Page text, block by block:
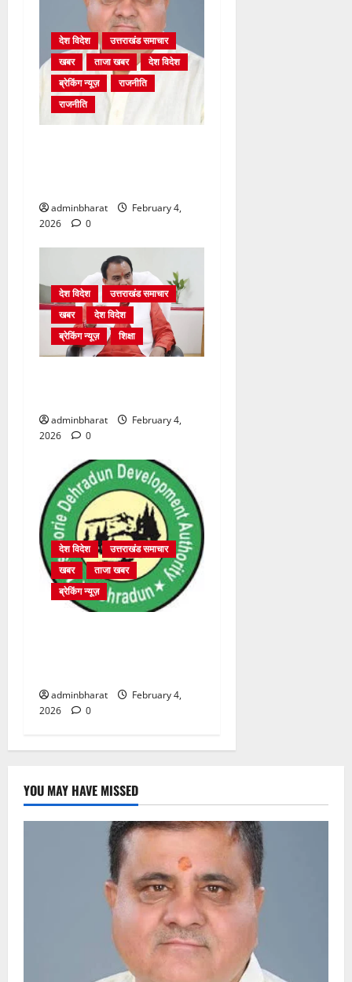
देश विदेश
उत्तराखंड समाचार
खबर
ताजा खबर
देश विदेश
ब्रेकिंग न्यूज़
राजनीति
राजनीति
adminbharat
February 4,
2026
0
देश विदेश
उत्तराखंड समाचार
खबर
देश विदेश
ब्रेकिंग न्यूज़
शिक्षा
adminbharat
February 4,
2026
0
देश विदेश
उत्तराखंड समाचार
खबर
ताजा खबर
ब्रेकिंग न्यूज़
adminbharat
February 4,
2026
0
YOU MAY HAVE MISSED